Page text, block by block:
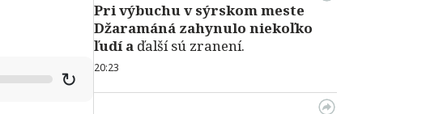
↻
Pri výbuchu v sýrskom meste
Džaramáná zahynulo niekoľko
ľudí a ďalší sú zranení.
20:23